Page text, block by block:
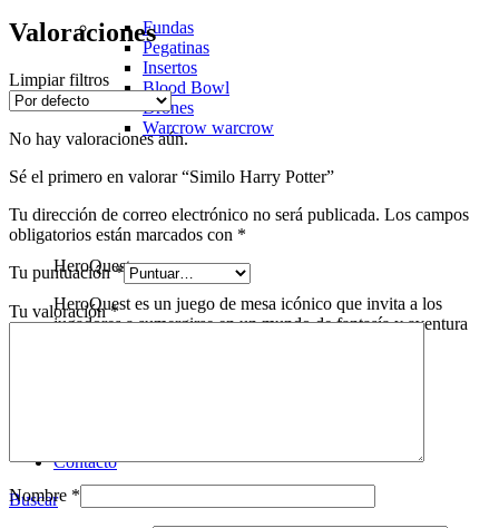
Fundas
Pegatinas
Insertos
Blood Bowl
Drones
Warcrow warcrow
HeroQuest
HeroQuest es un juego de mesa icónico que invita a los
jugadores a sumergirse en un mundo de fantasía y aventura
Contacto
Buscar
Valoraciones
Limpiar filtros
No hay valoraciones aún.
Sé el primero en valorar “Similo Harry Potter”
Tu dirección de correo electrónico no será publicada. Los campos
obligatorios están marcados con *
Tu puntuación*
Tu valoración*
Nombre *